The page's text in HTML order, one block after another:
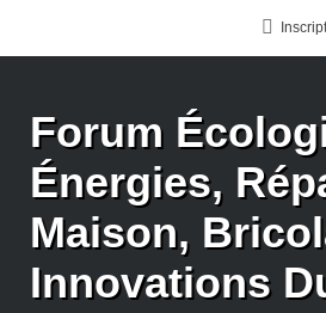
Forum
Énergies,
Maison,
Innovations